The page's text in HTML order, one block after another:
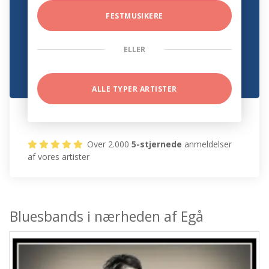
FESTMUSIKERE
ELLER
ALLE TYPER ARTISTER
Over 2.0005-stjernede anmeldelser
af vores artister
Bluesbands i nærheden af Egå